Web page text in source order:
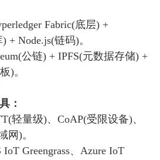
Fabric(底层) +
+ Node.js(链码)。
公链) + IPFS(元数据存储) +
)。
：
轻量级)、CoAP(受限设备)、
网)。
Greengrass、Azure IoT